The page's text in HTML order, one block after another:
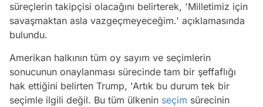
süreçlerin takipçisi olacağını belirterek, 'Milletimiz için
savaşmaktan asla vazgeçmeyeceğim.' açıklamasında
bulundu.
Amerikan halkının tüm oy sayım ve seçimlerin
sonucunun onaylanması sürecinde tam bir şeffaflığı
hak ettiğini belirten Trump, 'Artık bu durum tek bir
seçimle ilgili değil. Bu tüm ülkenin seçim sürecinin